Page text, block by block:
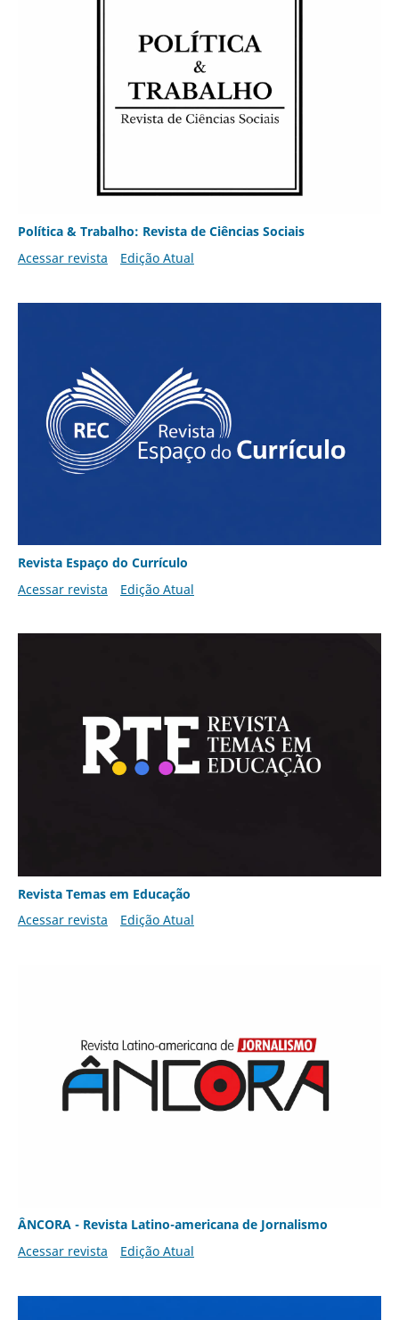
Política & Trabalho: Revista de Ciências Sociais
Acessar revista
Edição Atual
Revista Espaço do Currículo
Acessar revista
Edição Atual
Revista Temas em Educação
Acessar revista
Edição Atual
ÂNCORA - Revista Latino-americana de Jornalismo
Acessar revista
Edição Atual